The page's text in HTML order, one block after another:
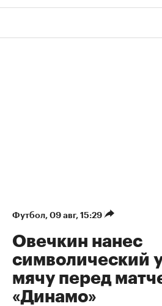
Футбол 09 авг, 15:29
Овечкин нанес
символический
мячу перед
«Динамо»